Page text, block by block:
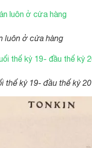
luôn ở cửa hàng
thế kỷ 19- đầu thế kỷ 20